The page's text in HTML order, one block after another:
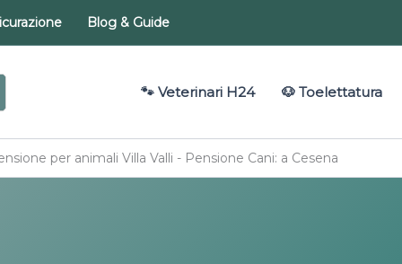
Blog & Guide
🐾 Veterinari H24 🐶 Toelettatura
per animali Villa Valli - Pensione Cani: a Cesena